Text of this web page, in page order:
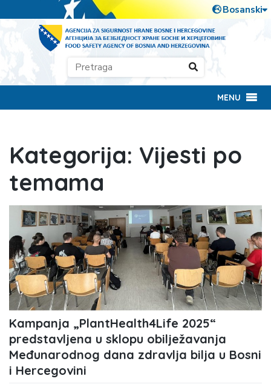
MENU
Kategorija: Vijesti po
temama
Kampanja „PlantHealth4Life 2025“
predstavljena u sklopu obilježavanja
Međunarodnog dana zdravlja bilja u Bosni
i Hercegovini